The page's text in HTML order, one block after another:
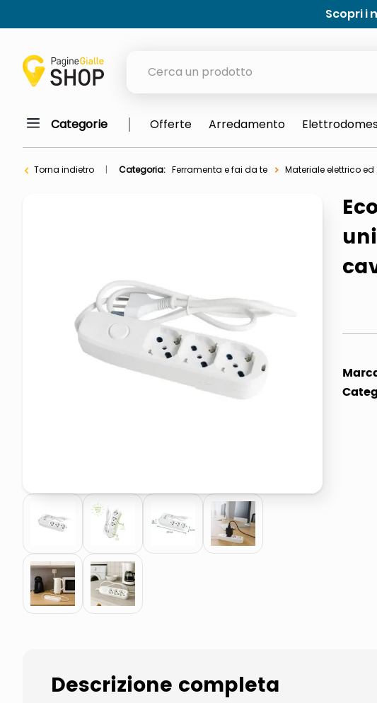
Scopri i
orologio parete
lucidatrice pavimenti
italia independent occhiali sole 0703 thin
pattumiera raccolta differenziata
elenco telefonico
Categorie Offerte Arredamento
Torna indietro Categoria: Ferramenta e fai da te Materiale elettrico
Descrizione completa